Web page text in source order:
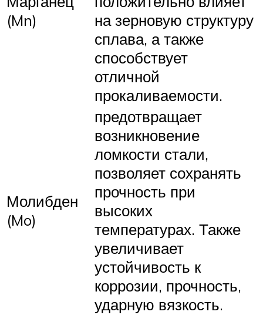
(Mn)
на зерновую структуру
сплава, а также
способствует
отличной
прокаливаемости.
Молибден
(Mo)
предотвращает
возникновение
ломкости стали,
позволяет сохранять
прочность при
высоких
температурах. Также
увеличивает
устойчивость к
коррозии, прочность,
ударную вязкость.